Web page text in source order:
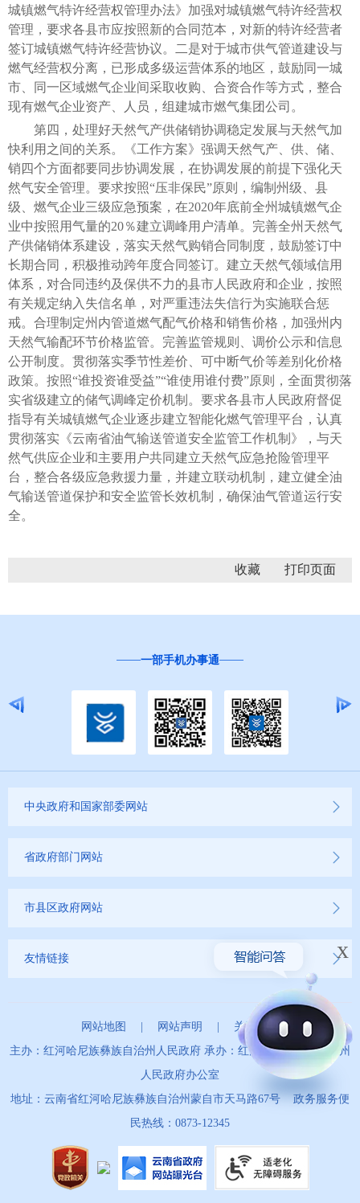
城镇燃气特许经营权管理办法》加强对城镇燃气特许经营权
管理，要求各县市应按照新的合同范本，对新的特许经营者
签订城镇燃气特许经营协议。二是对于城市供气管道建设与
燃气经营权分离，已形成多级运营体系的地区，鼓励同一城
市、同一区域燃气企业间采取收购、合资合作等方式，整合
现有燃气企业资产、人员，组建城市燃气集团公司。
第四，处理好天然气产供储销协调稳定发展与天然气加
快利用之间的关系。《工作方案》强调天然气产、供、储、
销四个方面都要同步协调发展，在协调发展的前提下强化天
然气安全管理。要求按照“压非保民”原则，编制州级、县
级、燃气企业三级应急预案，在2020年底前全州城镇燃气企
业中按照用气量的20％建立调峰用户清单。完善全州天然气
产供储销体系建设，落实天然气购销合同制度，鼓励签订中
长期合同，积极推动跨年度合同签订。建立天然气领域信用
体系，对合同违约及保供不力的县市人民政府和企业，按照
有关规定纳入失信名单，对严重违法失信行为实施联合惩
戒。合理制定州内管道燃气配气价格和销售价格，加强州内
天然气输配环节价格监管。完善监管规则、调价公示和信息
公开制度。贯彻落实季节性差价、可中断气价等差别化价格
政策。按照“谁投资谁受益”“谁使用谁付费”原则，全面贯彻落
实省级建立的储气调峰定价机制。要求各县市人民政府督促
指导有关城镇燃气企业逐步建立智能化燃气管理平台，认真
贯彻落实《云南省油气输送管道安全监管工作机制》，与天
然气供应企业和主要用户共同建立天然气应急抢险管理平
台，整合各级应急救援力量，并建立联动机制，建立健全油
气输送管道保护和安全监管长效机制，确保油气管道运行安
全。
收藏
“互联网+督查”
中央政府和国家部委网站
省政府部门网站
市县区政府网站
友情链接
网站地图 网站声明
关于我们
主办：红河哈尼族彝族自治州人民政府 承办：红河哈尼族彝族自治州
人民政府办公室
地址：云南省红河哈尼族彝族自治州蒙自市天马路67号 政务服务便
民热线：0873-12345
x